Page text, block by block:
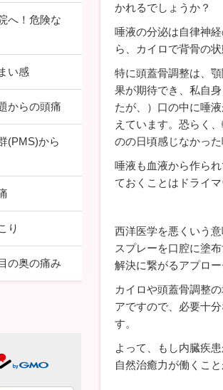
かれるでしょうか？
唾液の分泌は自律神
ら、カイロで背骨の
特に頭蓋骨調整は、
果が期待でき、私自
たが、）口の中に唾
えています。恐らく
のの日頃感じなかっ
唾液も血液から作ら
ておくことはドライ
西洋医学を悪くいう
スプレーを口腔に塗
解決に繋がるアプロー
カイロや頭蓋骨調整
アですので、必要十
す。
よって、もし内臓疾
自然治癒力が働くこ
へ！危険な
い感
からの頭痛
(PMS)から
り
の奥の痛み